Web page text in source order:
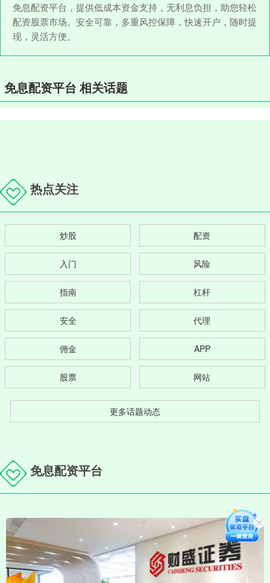
免息配资平台，提供低成本资金支持，无利息负担，助您轻松
配资股票市场。安全可靠，多重风控保障，快速开户，随时提
现，灵活方便。
免息配资平台 相关话题
热点关注
炒股 配资
入门 风险
指南 杠杆
安全 代理
佣金 APP
股票 网站
更多话题动态
免息配资平台